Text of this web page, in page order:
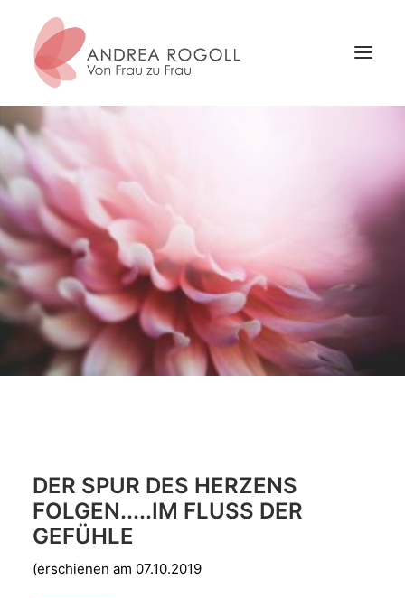
NEUIGKEITEN
ARCHETYPEN
SEMINARE
ERNÄHRUNG & BERATUNG
ÜBER MICH
KONTAKT
DER SPUR DES HERZENS
FOLGEN.....IM FLUSS DER G
EFÜHLE
(erschienen am 07.10.2019